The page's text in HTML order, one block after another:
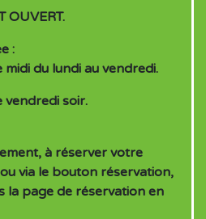
OUVERT.
:
du lundi au vendredi.
vendredi soir.
à réserver votre
via le bouton réservation,
la page de réservation en